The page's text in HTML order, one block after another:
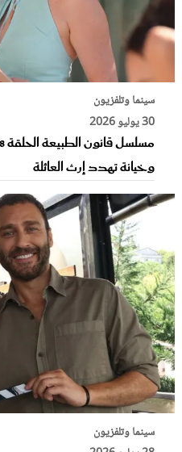
سينما وتلفزيون
30 يوليو 2026
وخيانة تهدد إرث العائلة
سينما وتلفزيون